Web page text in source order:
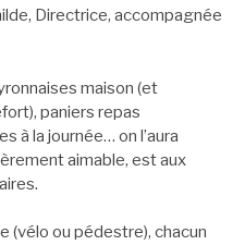
Directrice, accompagnée
maison (et
paniers repas
à la journée… on l’aura
aimable, est aux
(vélo ou pédestre), chacun